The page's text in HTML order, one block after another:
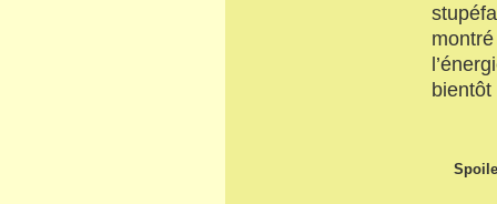
bientôt